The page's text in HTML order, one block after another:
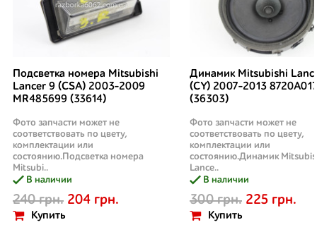
Подсветка номера Mitsubishi
Lancer 9 (CSA) 2003-2009
MR485699 (33614)
Фото запчасти может не
соответствовать по цвету,
комплектации или
состоянию.Подсветка номера
Mitsubi..
В наличии
240 грн. 204 грн.
Купить
Динамик Mitsubishi
(CY) 2007-2013
(36303)
Фото запчасти может не
соответствовать по цвету,
комплектации или
состоянию.Динамик
Lance..
В наличии
300 грн. 225 грн.
Купить